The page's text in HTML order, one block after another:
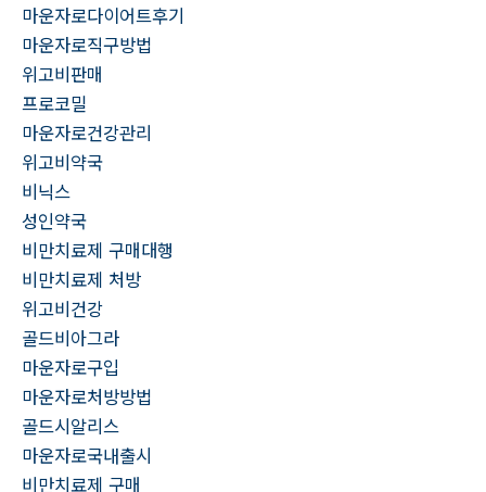
마운자로다이어트후기
마운자로직구방법
위고비판매
프로코밀
마운자로건강관리
위고비약국
비닉스
성인약국
비만치료제 구매대행
비만치료제 처방
위고비건강
골드비아그라
마운자로구입
마운자로처방방법
골드시알리스
마운자로국내출시
비만치료제 구매